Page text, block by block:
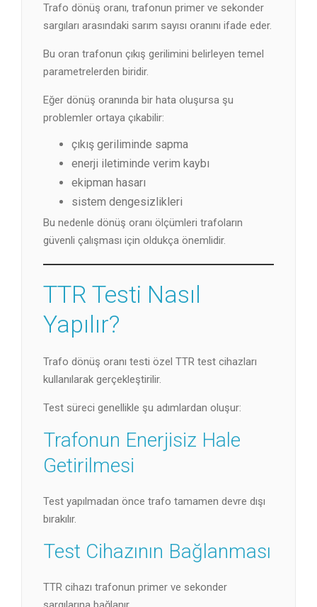
Trafo dönüş oranı, trafonun primer ve sekonder
sargıları arasındaki sarım sayısı oranını ifade eder.
Bu oran trafonun çıkış gerilimini belirleyen temel
parametrelerden biridir.
Eğer dönüş oranında bir hata oluşursa şu
problemler ortaya çıkabilir:
çıkış geriliminde sapma
enerji iletiminde verim kaybı
ekipman hasarı
sistem dengesizlikleri
Bu nedenle dönüş oranı ölçümleri trafoların
güvenli çalışması için oldukça önemlidir.
TTR Testi Nasıl
Yapılır?
Trafo dönüş oranı testi özel TTR test cihazları
kullanılarak gerçekleştirilir.
Test süreci genellikle şu adımlardan oluşur:
Trafonun Enerjisiz Hale
Getirilmesi
Test yapılmadan önce trafo tamamen devre dışı
bırakılır.
Test Cihazının Bağlanması
TTR cihazı trafonun primer ve sekonder